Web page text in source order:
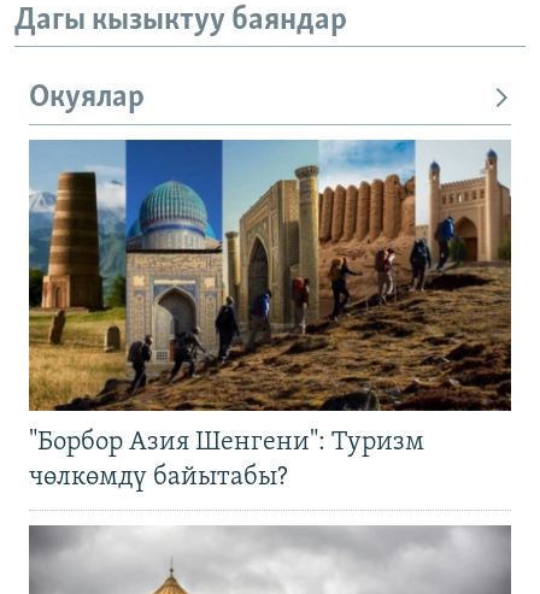
Дагы кызыктуу баяндар
Окуялар
"Борбор Азия Шенгени": Туризм
чөлкөмдү байытабы?